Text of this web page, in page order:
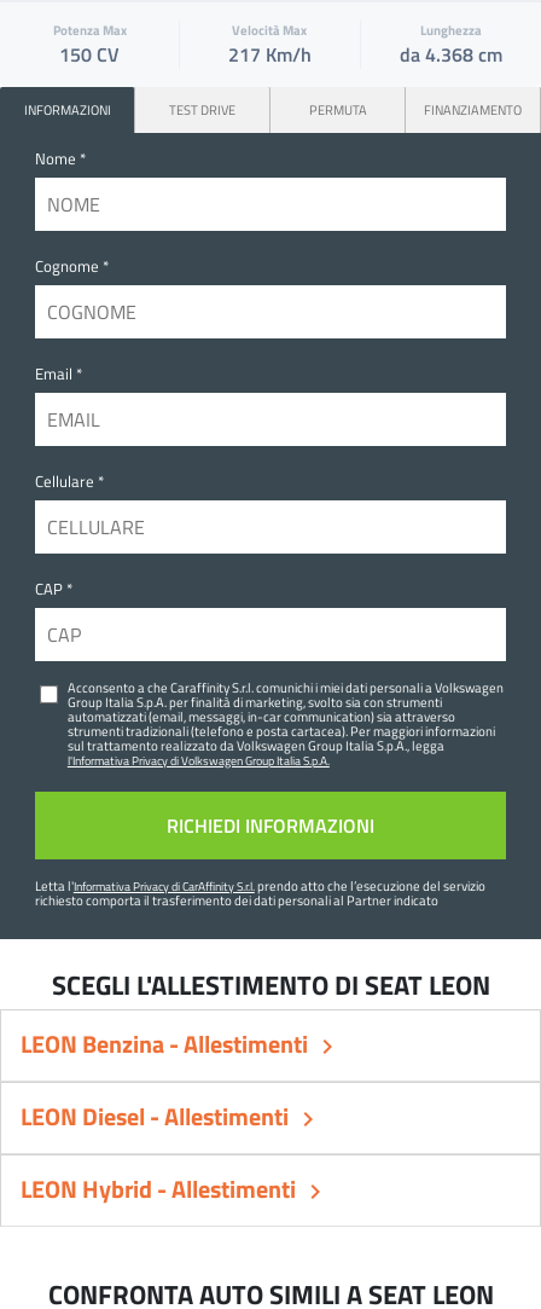
Potenza Max
150 CV
Velocità Max
217 Km/h
Lunghezza
da 4.368 cm
INFORMAZIONI TEST DRIVE PERMUTA FINANZIAMENTO
Nome *
Cognome *
Email *
Cellulare *
CAP *
Acconsento a che Caraffinity S.r.l. comunichi i miei dati personali a Volkswagen
Group Italia S.p.A. per finalità di marketing, svolto sia con strumenti
automatizzati (email, messaggi, in-car communication) sia attraverso
strumenti tradizionali (telefono e posta cartacea). Per maggiori informazioni
sul trattamento realizzato da Volkswagen Group Italia S.p.A., legga
l'Informativa Privacy di Volkswagen Group Italia S.p.A.
Letta l'Informativa Privacy di CarAffinity S.r.l.prendo atto che l’esecuzione del servizio
richiesto comporta il trasferimento dei dati personali al Partner indicato
SCEGLI L'ALLESTIMENTO DI SEAT LEON
LEON Benzina - Allestimenti keyboard_arrow_right
LEON Diesel - Allestimenti keyboard_arrow_right
LEON Hybrid - Allestimenti keyboard_arrow_right
CONFRONTA AUTO SIMILI A SEAT LEON